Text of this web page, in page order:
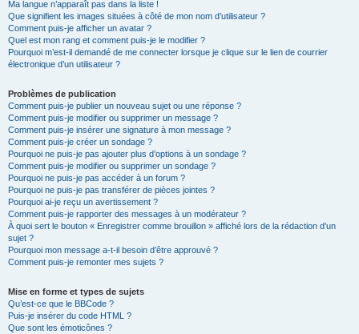
Ma langue n’apparaît pas dans la liste !
Que signifient les images situées à côté de mon nom d’utilisateur ?
Comment puis-je afficher un avatar ?
Quel est mon rang et comment puis-je le modifier ?
Pourquoi m’est-il demandé de me connecter lorsque je clique sur le lien de courrier
électronique d’un utilisateur ?
Problèmes de publication
Comment puis-je publier un nouveau sujet ou une réponse ?
Comment puis-je modifier ou supprimer un message ?
Comment puis-je insérer une signature à mon message ?
Comment puis-je créer un sondage ?
Pourquoi ne puis-je pas ajouter plus d’options à un sondage ?
Comment puis-je modifier ou supprimer un sondage ?
Pourquoi ne puis-je pas accéder à un forum ?
Pourquoi ne puis-je pas transférer de pièces jointes ?
Pourquoi ai-je reçu un avertissement ?
Comment puis-je rapporter des messages à un modérateur ?
À quoi sert le bouton « Enregistrer comme brouillon » affiché lors de la rédaction d’un
sujet ?
Pourquoi mon message a-t-il besoin d’être approuvé ?
Comment puis-je remonter mes sujets ?
Mise en forme et types de sujets
Qu’est-ce que le BBCode ?
Puis-je insérer du code HTML ?
Que sont les émoticônes ?